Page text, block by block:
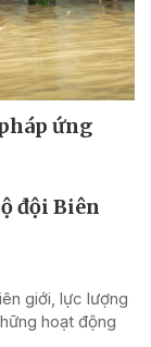
ứng
đội Biên
giới, lực lượng
hoạt động